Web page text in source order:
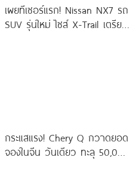
เผยทีเซอร์แรก! Nissan NX7 รถ
SUV รุ่นใหม่ ไซส์ X-Trail เตรียม
กระแสแรง! Chery Q กวาดยอด
จองในจีน วันเดียว ทะลุ 50,000